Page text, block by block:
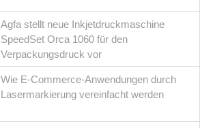
Agfa stellt neue Inkjetdruckmaschine
SpeedSet Orca 1060 für den
Verpackungsdruck vor
Wie E-Commerce-Anwendungen durch
Lasermarkierung vereinfacht werden